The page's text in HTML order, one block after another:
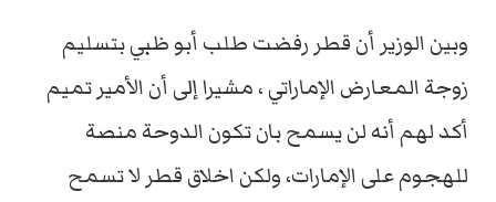
وبين الوزير أن قطر رفضت طلب أبو ظبي بتسليم
زوجة المعارض الإماراتي ، مشيرا إلى أن الأمير تميم
أكد لهم أنه لن يسمح بان تكون الدوحة منصة
للهجوم على الإمارات، ولكن اخلاق قطر لا تسمح